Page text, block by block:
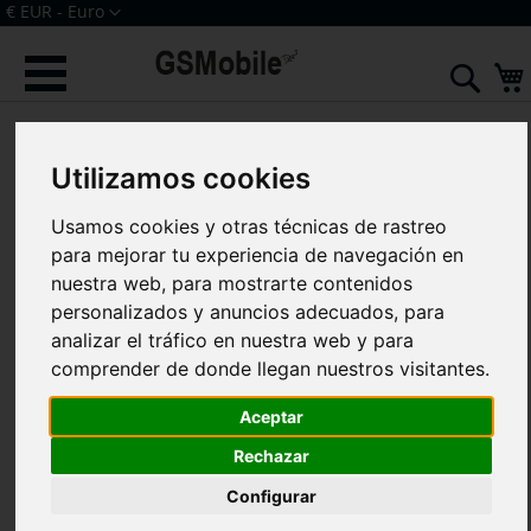
Utilizamos cookies
Usamos cookies y otras técnicas de rastreo
para mejorar tu experiencia de navegación en
nuestra web, para mostrarte contenidos
personalizados y anuncios adecuados, para
analizar el tráfico en nuestra web y para
comprender de donde llegan nuestros visitantes.
Aceptar
Rechazar
Configurar
Ir
al
contenido
Moneda
€ EUR - Euro
galería
imágenes